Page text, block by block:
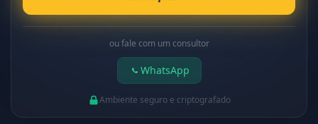
ou fale com um consultor
WhatsApp
Ambiente seguro e criptografado